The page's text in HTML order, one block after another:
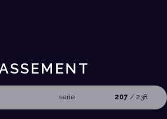
serie 207 / 238